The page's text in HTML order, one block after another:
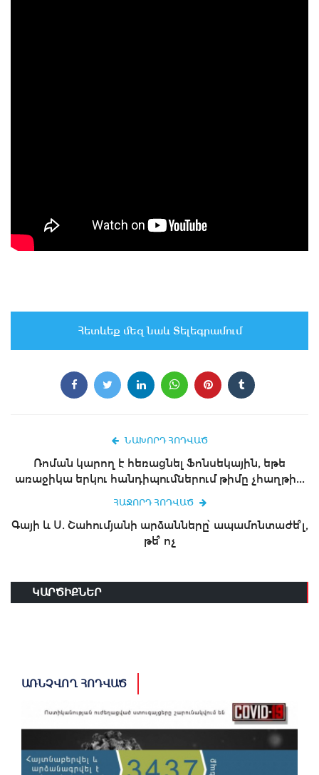
Հետևեք մեզ նաև Տելեգրամում
ՆԱԽՈՐԴ ՀՈԴՎԱԾ
Ռոման կարող է հեռացնել Ֆոնսեկային, եթե
առաջիկա երկու հանդիպումներում թիմը չհաղթի...
ՀԱՋՈՐԴ ՀՈԴՎԱԾ
Գայի և Ս. Շահումյանի արձանները՝ ապամոնտաժե՞լ,
թե՞ ոչ
ԿԱՐԾԻՔՆԵՐ
ԱՌՆՉՎՈՂ ՀՈԴՎԱԾ